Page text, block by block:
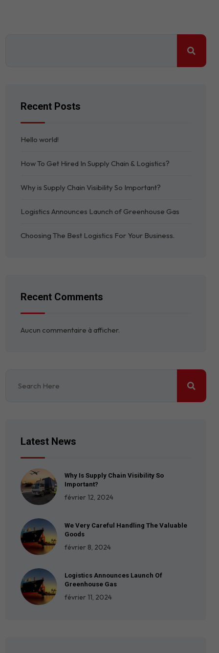
Recent Posts
Hello world!
How To Get Hired In Supply Chain & Logistics?
Why is Supply Chain Visibility So Important?
Logistics Announces Launch of Greenhouse Gas
Choosing The Best Logistics For Your Business.
Recent Comments
Aucun commentaire à afficher.
Latest News
Why Is Supply Chain Visibility So
Important?
février 12, 2024
We Very Careful Handling The Valuable
Goods
février 8, 2024
Logistics Announces Launch Of
Greenhouse Gas
février 11, 2024